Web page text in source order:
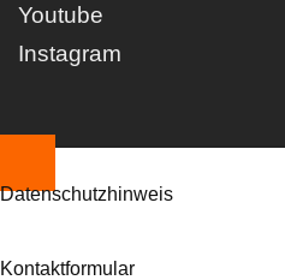
Youtube
Instagram
Datenschutzhinweis
Kontaktformular